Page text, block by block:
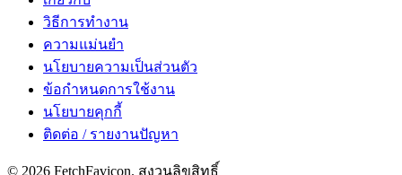
วิธีการทำงาน
ความแม่นยำ
นโยบายความเป็นส่วนตัว
ข้อกำหนดการใช้งาน
นโยบายคุกกี้
ติดต่อ / รายงานปัญหา
© 2026 FetchFavicon. สงวนลิขสิทธิ์